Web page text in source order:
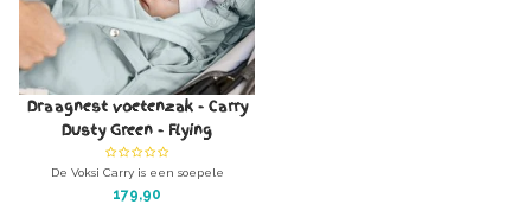
Draagnest voetenzak - Carry
Dusty Green - Flying
De Voksi Carry is een soepele
draagmand met geïntegreerde
179,90